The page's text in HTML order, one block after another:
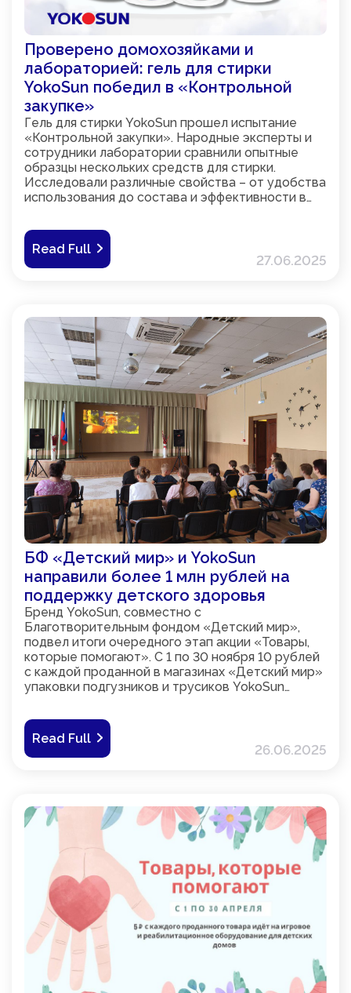
Проверено домохозяйками и
лабораторией: гель для стирки
YokoSun победил в «Контрольной
закупке»
Гель для стирки YokoSun прошел испытание
«Контрольной закупки». Народные эксперты и
сотрудники лаборатории сравнили опытные
образцы нескольких средств для стирки.
Исследовали различные свойства – от удобства
использования до состава и эффективности в
единогласно назвали гель для стирки YokoSun
лучшим из представленных образцов.
Read Full
27.06.2025
БФ «Детский мир» и YokoSun
направили более 1 млн рублей на
поддержку детского здоровья
Бренд YokoSun, совместно с
Благотворительным фондом «Детский мир»,
подвел итоги очередного этап акции «Товары,
которые помогают». С 1 по 30 ноября 10 рублей
с каждой проданной в магазинах «Детский мир»
упаковки подгузников и трусиков YokoSun
проектов для региональных детских социальных
учреждений.
Read Full
26.06.2025